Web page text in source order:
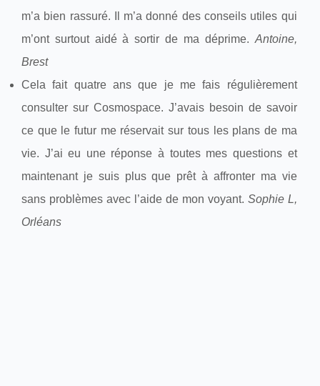
m’a bien rassuré. Il m’a donné des conseils utiles qui
m’ont surtout aidé à sortir de ma déprime. Antoine,
Brest
Cela fait quatre ans que je me fais régulièrement
consulter sur Cosmospace. J’avais besoin de savoir
ce que le futur me réservait sur tous les plans de ma
vie. J’ai eu une réponse à toutes mes questions et
maintenant je suis plus que prêt à affronter ma vie
sans problèmes avec l’aide de mon voyant. Sophie L,
Orléans